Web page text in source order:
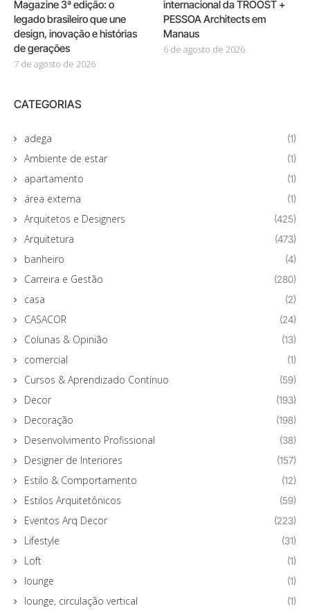
Magazine 3ª edição: o
legado brasileiro que une
design, inovação e histórias
de gerações
7 de agosto de 2026
internacional da TROOST +
PESSOA Architects em
Manaus
6 de agosto de 2026
CATEGORIAS
adega (1)
Ambiente de estar (1)
apartamento (1)
área externa (1)
Arquitetos e Designers (425)
Arquitetura (473)
banheiro (4)
Carreira e Gestão (280)
casa (2)
CASACOR (24)
Colunas & Opinião (13)
comercial (1)
Cursos & Aprendizado Contínuo (59)
Decor (193)
Decoração (198)
Desenvolvimento Profissional (38)
Designer de Interiores (157)
Estilo & Comportamento (12)
Estilos Arquitetônicos (59)
Eventos Arq Decor (223)
Lifestyle (31)
Loft (1)
lounge (1)
lounge, circulação vertical (1)